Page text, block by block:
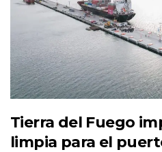
Tierra del Fuego
limpia para el